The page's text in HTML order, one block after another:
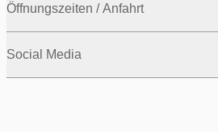
Öffnungszeiten / Anfahrt
Social Media